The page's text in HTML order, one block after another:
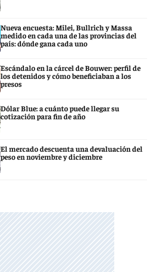
Nueva encuesta: Milei, Bullrich y Massa
medido en cada una de las provincias del
país: dónde gana cada uno
Escándalo en la cárcel de Bouwer: perfil de
los detenidos y cómo beneficiaban a los
presos
Dólar Blue: a cuánto puede llegar su
cotización para fin de año
El mercado descuenta una devaluación del
peso en noviembre y diciembre